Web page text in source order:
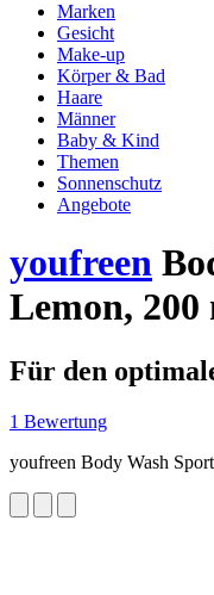
Marken
Gesicht
Make-up
Körper & Bad
Haare
Männer
Baby & Kind
Themen
Sonnenschutz
Angebote
youfreen
Lemon, 200
Für den
1 Bewertung
youfreen Body Wash